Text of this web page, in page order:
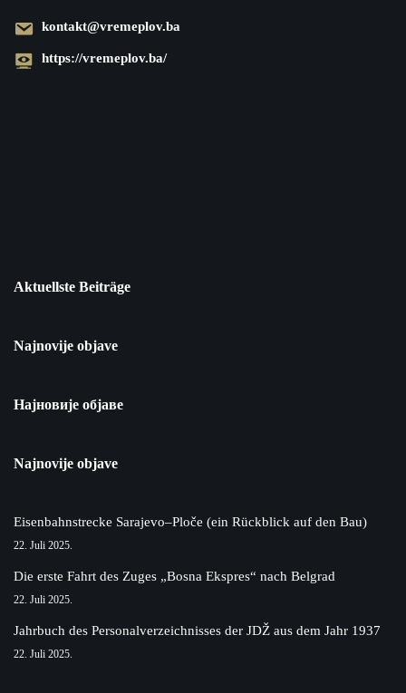
kontakt@vremeplov.ba
https://vremeplov.ba/
Aktuellste Beiträge
Najnovije objave
Најновије објаве
Najnovije objave
Eisenbahnstrecke Sarajevo–Ploče (ein Rückblick auf den Bau)
22. Juli 2025.
Die erste Fahrt des Zuges „Bosna Ekspres“ nach Belgrad
22. Juli 2025.
Jahrbuch des Personalverzeichnisses der JDŽ aus dem Jahr 1937
22. Juli 2025.